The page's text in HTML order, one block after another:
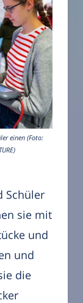
einen (Foto:
Schüler
sie mit
und
und
die